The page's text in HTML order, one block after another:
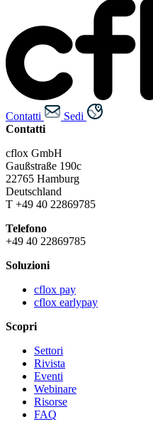
Contatti
Sedi
Contatti
cflox GmbH
Gaußstraße 190c
22765 Hamburg
Deutschland
T +49 40 22869785
Telefono
+49 40 22869785
Soluzioni
cflox pay
cflox earlypay
Scopri
Settori
Rivista
Eventi
Webinare
Risorse
FAQ